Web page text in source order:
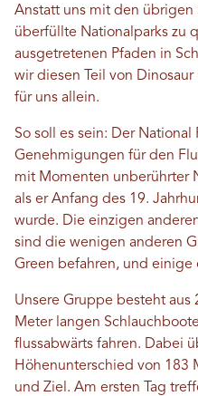
Anstatt uns mit den übrigen
überfüllte Nationalparks zu
ausgetretenen Pfaden in
wir diesen Teil von
für uns allein.
So soll es sein: Der
Genehmigungen für den
mit Momenten unberührter
als er Anfang des 19.
wurde. Die einzigen
sind die wenigen anderen
Green befahren, und einige
Unsere Gruppe besteht aus
Meter langen
flussabwärts fahren. Dabei
Höhenunterschied von 183
und Ziel. Am ersten Tag